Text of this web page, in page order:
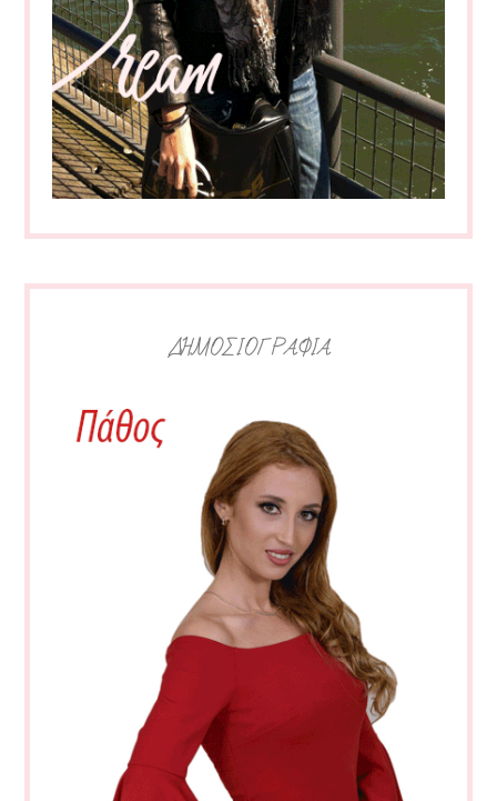
ΔΗΜΟΣΙΟΓΡΑΦΙΑ